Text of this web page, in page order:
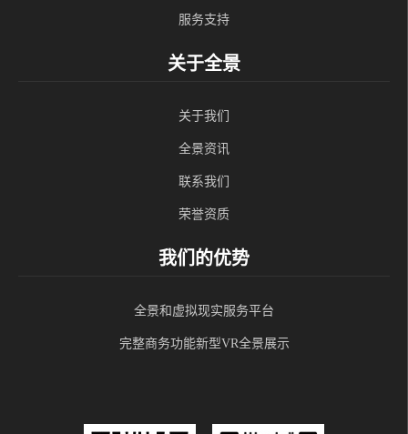
服务支持
关于全景
关于我们
全景资讯
联系我们
荣誉资质
我们的优势
全景和虚拟现实服务平台
完整商务功能新型VR全景展示